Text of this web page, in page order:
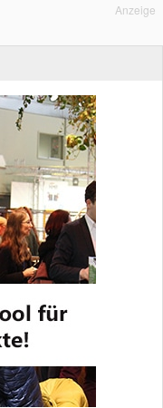
Anzeige